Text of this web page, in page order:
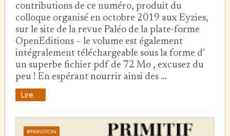
contributions de ce numéro, produit du
colloque organisé en octobre 2019 aux Eyzies,
sur le site de la revue Paléo de la plate-forme
OpenEditions – le volume est également
intégralement téléchargeable sous la forme d'
un superbe fichier pdf de 72 Mo , excusez du
peu ! En espérant nourrir ainsi des …
Lire...
#PARUTION